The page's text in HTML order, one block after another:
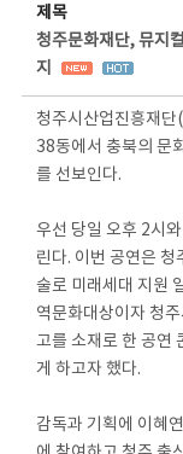
제목
청주문화재단, 뮤지
지
청주시산업진흥재
38동에서 충북의 문
를 선보인다.
우선 당일 오후 2시
린다. 이번 공연은 청
술로 미래세대 지원
역문화대상이자 청
고를 소재로 한 공연
게 하고자 했다.
감독과 기획에 이혜